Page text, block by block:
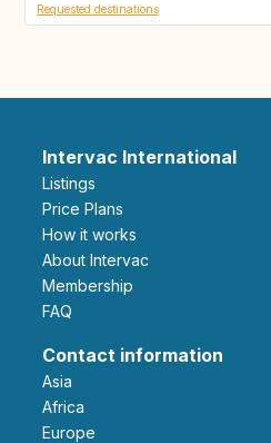
Requested destinations
Intervac International
Listings
Price Plans
How it works
About Intervac
Membership
FAQ
Contact information
Asia
Africa
Europe